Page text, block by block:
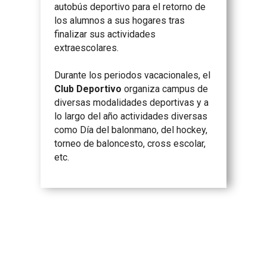
autobús deportivo para el retorno de
los alumnos a sus hogares tras
finalizar sus actividades
extraescolares.
Durante los periodos vacacionales, el
Club Deportivoorganiza campus de
diversas modalidades deportivas y a
lo largo del año actividades diversas
como Día del balonmano, del hockey,
torneo de baloncesto, cross escolar,
etc.